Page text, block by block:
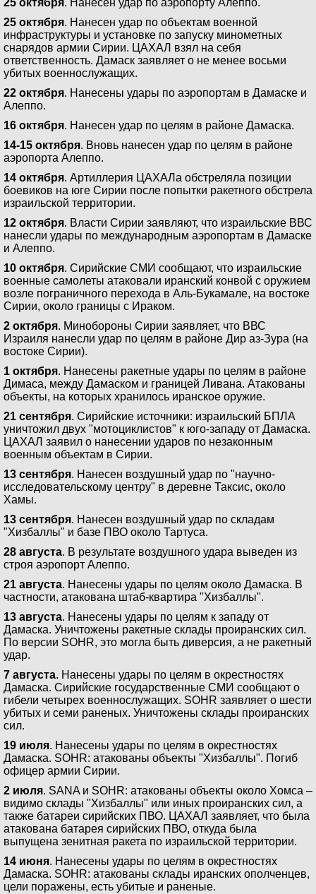
25 октября . Нанесен удар по аэропорту Алеппо.
25 октября. Нанесен удар по объектам военной
инфраструктуры и установке по запуску минометных
снарядов армии Сирии. ЦАХАЛ взял на себя
ответственность. Дамаск заявляет о не менее восьми
убитых военнослужащих.
22 октября. Нанесены удары по аэропортам в Дамаске и
Алеппо.
16 октября. Нанесен удар по целям в районе Дамаска.
14-15 октября. Вновь нанесен удар по целям в районе
аэропорта Алеппо.
14 октября. Артиллерия ЦАХАЛа обстреляла позиции
боевиков на юге Сирии после попытки ракетного обстрела
израильской территории.
12 октября. Власти Сирии заявляют, что израильские ВВС
нанесли удары по международным аэропортам в Дамаске
и Алеппо.
10 октября. Сирийские СМИ сообщают, что израильские
военные самолеты атаковали иранский конвой с оружием
возле пограничного перехода в Аль-Букамале, на востоке
Сирии, около границы с Ираком.
2 октября. Минобороны Сирии заявляет, что ВВС
Израиля нанесли удар по целям в районе Дир аз-Зура (на
востоке Сирии).
1 октября. Нанесены ракетные удары по целям в районе
Димаса, между Дамаском и границей Ливана. Атакованы
объекты, на которых хранилось иранское оружие.
21 сентября. Сирийские источники: израильский БПЛА
уничтожил двух "мотоциклистов" к юго-западу от Дамаска.
ЦАХАЛ заявил о нанесении ударов по незаконным
военным объектам в Сирии.
13 сентября. Нанесен воздушный удар по "научно-
исследовательскому центру" в деревне Таксис, около
Хамы.
13 сентября. Нанесен воздушный удар по складам
"Хизбаллы" и базе ПВО около Тартуса.
28 августа. В результате воздушного удара выведен из
строя аэропорт Алеппо.
21 августа. Нанесены удары по целям около Дамаска. В
частности, атакована штаб-квартира "Хизбаллы".
13 августа. Нанесены удары по целям к западу от
Дамаска. Уничтожены ракетные склады проиранских сил.
По версии SOHR, это могла быть диверсия, а не ракетный
удар.
7 августа. Нанесены удары по целям в окрестностях
Дамаска. Сирийские государственные СМИ сообщают о
гибели четырех военнослужащих. SOHR заявляет о шести
убитых и семи раненых. Уничтожены склады проиранских
сил.
19 июля. Нанесены удары по целям в окрестностях
Дамаска. SOHR: атакованы объекты "Хизбаллы". Погиб
офицер армии Сирии.
2 июля. SANA и SOHR: атакованы объекты около Хомса –
видимо склады "Хизбаллы" или иных проиранских сил, а
также батареи сирийских ПВО. ЦАХАЛ заявляет, что была
атакована батарея сирийских ПВО, откуда была
выпущена зенитная ракета по израильской территории.
14 июня. Нанесены удары по целям в окрестностях
Дамаска. SOHR: атакованы склады иранских ополченцев,
цели поражены, есть убитые и раненые.